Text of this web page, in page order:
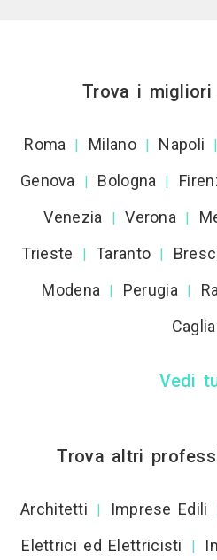
Trova i
Roma | Milano | Napoli |
Genova | Bologna |
Venezia | Verona |
Trieste | Taranto |
Modena | Perugia |
Vedi
Trova altri
Architetti | Imprese Edili
Elettrici ed Elettricisti
|